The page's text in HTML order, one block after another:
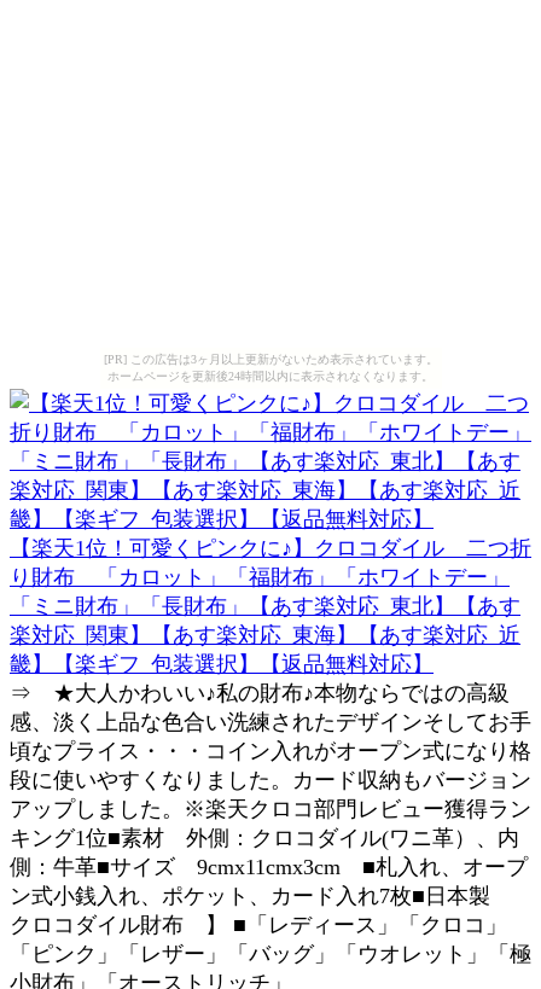
[PR] この広告は3ヶ月以上更新がないため表示されています。
ホームページを更新後24時間以内に表示されなくなります。
【楽天1位！可愛くピンクに♪】クロコダイル 二つ折
り財布 「カロット」「福財布」「ホワイトデー」
「ミニ財布」「長財布」【あす楽対応_東北】【あす
楽対応_関東】【あす楽対応_東海】【あす楽対応_近
畿】【楽ギフ_包装選択】【返品無料対応】
⇒ ★大人かわいい♪私の財布♪本物ならではの高級
感、淡く上品な色合い洗練されたデザインそしてお手
頃なプライス・・・コイン入れがオープン式になり格
段に使いやすくなりました。カード収納もバージョン
アップしました。※楽天クロコ部門レビュー獲得ラン
キング1位■素材 外側：クロコダイル(ワニ革）、内
側：牛革■サイズ 9cmx11cmx3cm ■札入れ、オープ
ン式小銭入れ、ポケット、カード入れ7枚■日本製
クロコダイル財布 】 ■「レディース」「クロコ」
「ピンク」「レザー」「バッグ」「ウオレット」「極
小財布」「オーストリッチ」